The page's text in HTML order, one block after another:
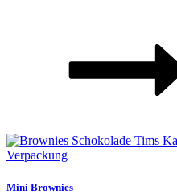
Mini Brownies